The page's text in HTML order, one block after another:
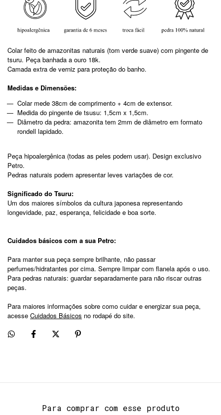
Colar feito de amazonitas naturais (tom verde suave) com pingente de
tsuru. Peça banhada a ouro 18k.
Camada extra de verniz para proteção do banho.
Medidas e Dimensões:
Colar mede 38cm de comprimento + 4cm de extensor.
Medida do pingente de tsusu: 1,5cm x 1,5cm.
Diâmetro da pedra: amazonita tem 2mm de diâmetro em formato
rondell lapidado.
Peça hipoalergênica (todas as peles podem usar). Design exclusivo
Petro.
Pedras naturais podem apresentar leves variações de cor.
Significado do Tsuru:
Um dos maiores símbolos da cultura japonesa representando
longevidade, paz, esperança, felicidade e boa sorte.
Cuidados básicos com a sua Petro:
Para manter sua peça sempre brilhante, não passar
perfumes/hidratantes por cima. Sempre limpar com flanela após o uso.
Para pedras naturais: guardar separadamente para não riscar outras
peças.
Para maiores informações sobre como cuidar e energizar sua peça,
acesse Cuidados Básicos no rodapé do site.
Para comprar com esse produto